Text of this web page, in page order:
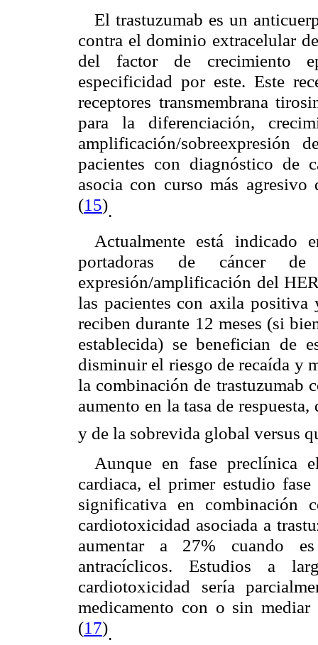
El trastuzumab es un
contra el dominio extracelular
del factor de crecimiento
especificidad por este. Este
receptores transmembrana
para la diferenciación,
amplificación/
pacientes con diagnóstico de
asocia con curso más
(15).
Actualmente está indicado
portadoras de cáncer
expresión/amplificación del
las pacientes con axila
reciben durante 12 meses (si
establecida) se benefician de
disminuir el riesgo de recaída y
la combinación de trastuzumab
aumento en la tasa de
y de la sobrevida global versus
Aunque en fase preclínica
cardiaca, el primer estudio
significativa en combinación
cardiotoxicidad asociada a
aumentar a 27% cuando
antracíclicos. Estudios a
cardiotoxicidad sería
medicamento con o sin mediar
(17).